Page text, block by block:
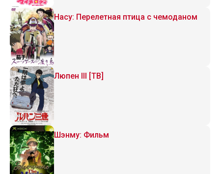
Насу: Перелетная птица с чемоданом
Люпен III [ТВ]
Шэнму: Фильм